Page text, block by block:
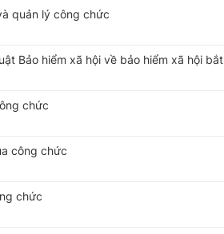
quản lý công chức
Bảo hiểm xã hội về bảo hiểm xã hội bắt
chức
công chức
chức